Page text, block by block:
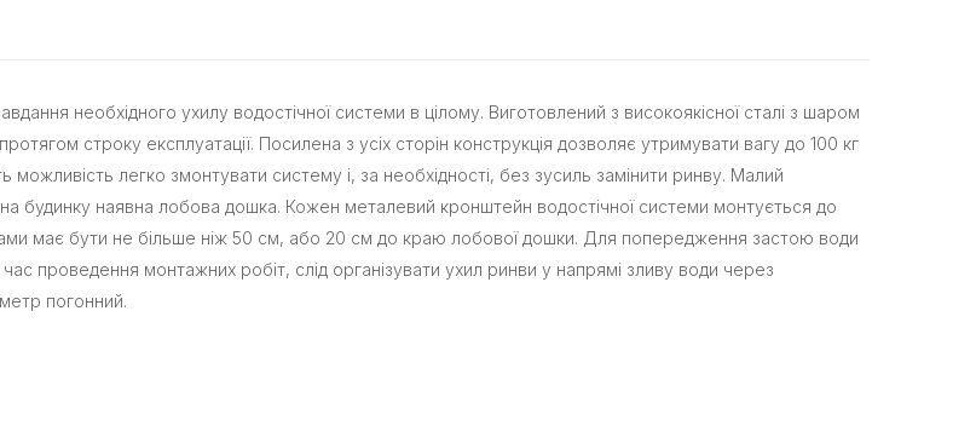
необхідного ухилу водостічної системи в цілому. Виготовлений з високоякісної сталі з шаром
строку експлуатації. Посилена з усіх сторін конструкція дозволяє утримувати вагу до 100 кг
легко змонтувати систему і, за необхідності, без зусиль замінити ринву. Малий
будинку наявна лобова дошка. Кожен металевий кронштейн водостічної системи монтується до
має бути не більше ніж 50 см, або 20 см до краю лобової дошки. Для попередження застою води
проведення монтажних робіт, слід організувати ухил ринви у напрямі зливу води через
погонний.